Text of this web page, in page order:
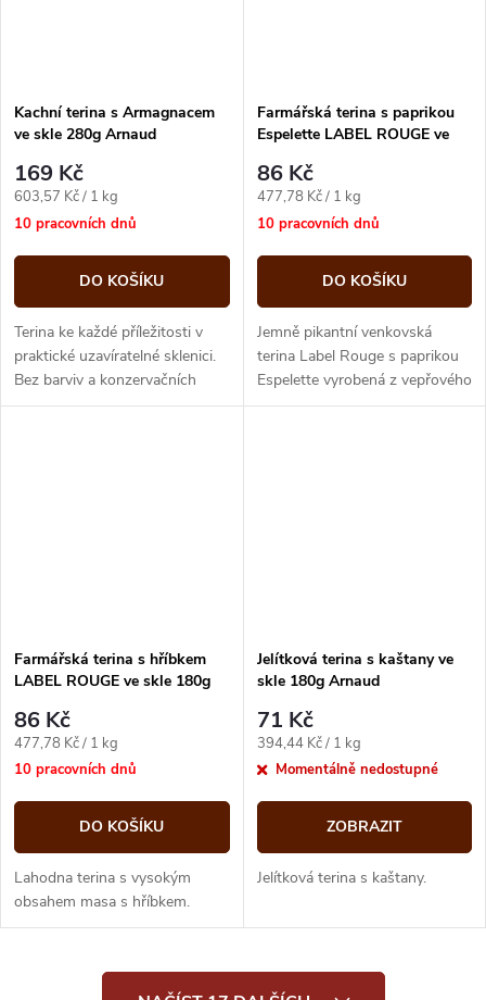
Kachní terina s Armagnacem
ve skle 280g Arnaud
169 Kč
Měrná
cena:
603,57 Kč / 1 kg
10 pracovních dnů
DO KOŠÍKU
Terina ke každé příležitosti v
praktické uzavíratelné sklenici.
Bez barviv a konzervačních
látek.
Farmářská terina s paprikou
Espelette LABEL ROUGE ve
86 Kč
Měrná
cena:
477,78 Kč / 1 kg
10 pracovních dnů
DO KOŠÍKU
Jemně pikantní venkovská
terina Label Rouge s paprikou
Espelette vyrobená z vepřového
masa Label Rouge z Francie,
Farmářská terina s hříbkem
LABEL ROUGE ve skle 180g
86 Kč
Měrná
cena:
477,78 Kč / 1 kg
10 pracovních dnů
DO KOŠÍKU
Lahodna terina s vysokým
obsahem masa s hříbkem.
Jelítková terina s kaštany ve
skle 180g Arnaud
71 Kč
Měrná
cena:
394,44 Kč / 1 kg
Momentálně nedostupné
ZOBRAZIT
Jelítková terina s kaštany.